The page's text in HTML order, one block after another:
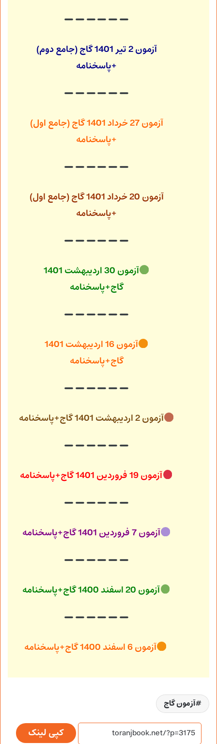
آزمون 2 تیر 1401 گاج (جامع دوم)
+پاسخنامه
آزمون 27 خرداد 1401 گاج (جامع اول)
+پاسخنامه
آزمون 20 خرداد 1401 گاج (جامع اول)
+پاسخنامه
آزمون 30 اردیبهشت 1401
گاج+پاسخنامه
آزمون 16 اردیبهشت 1401
گاج+پاسخنامه
آزمون 2 اردیبهشت 1401 گاج+پاسخنامه
آزمون 19 فروردین 1401 گاج+پاسخنامه
آزمون 7 فروردین 1401 گاج+پاسخنامه
آزمون 20 اسفند 1400 گاج+پاسخنامه
آزمون 6 اسفند 1400 گاج+پاسخنامه
آزمون گاج
کپی لینک